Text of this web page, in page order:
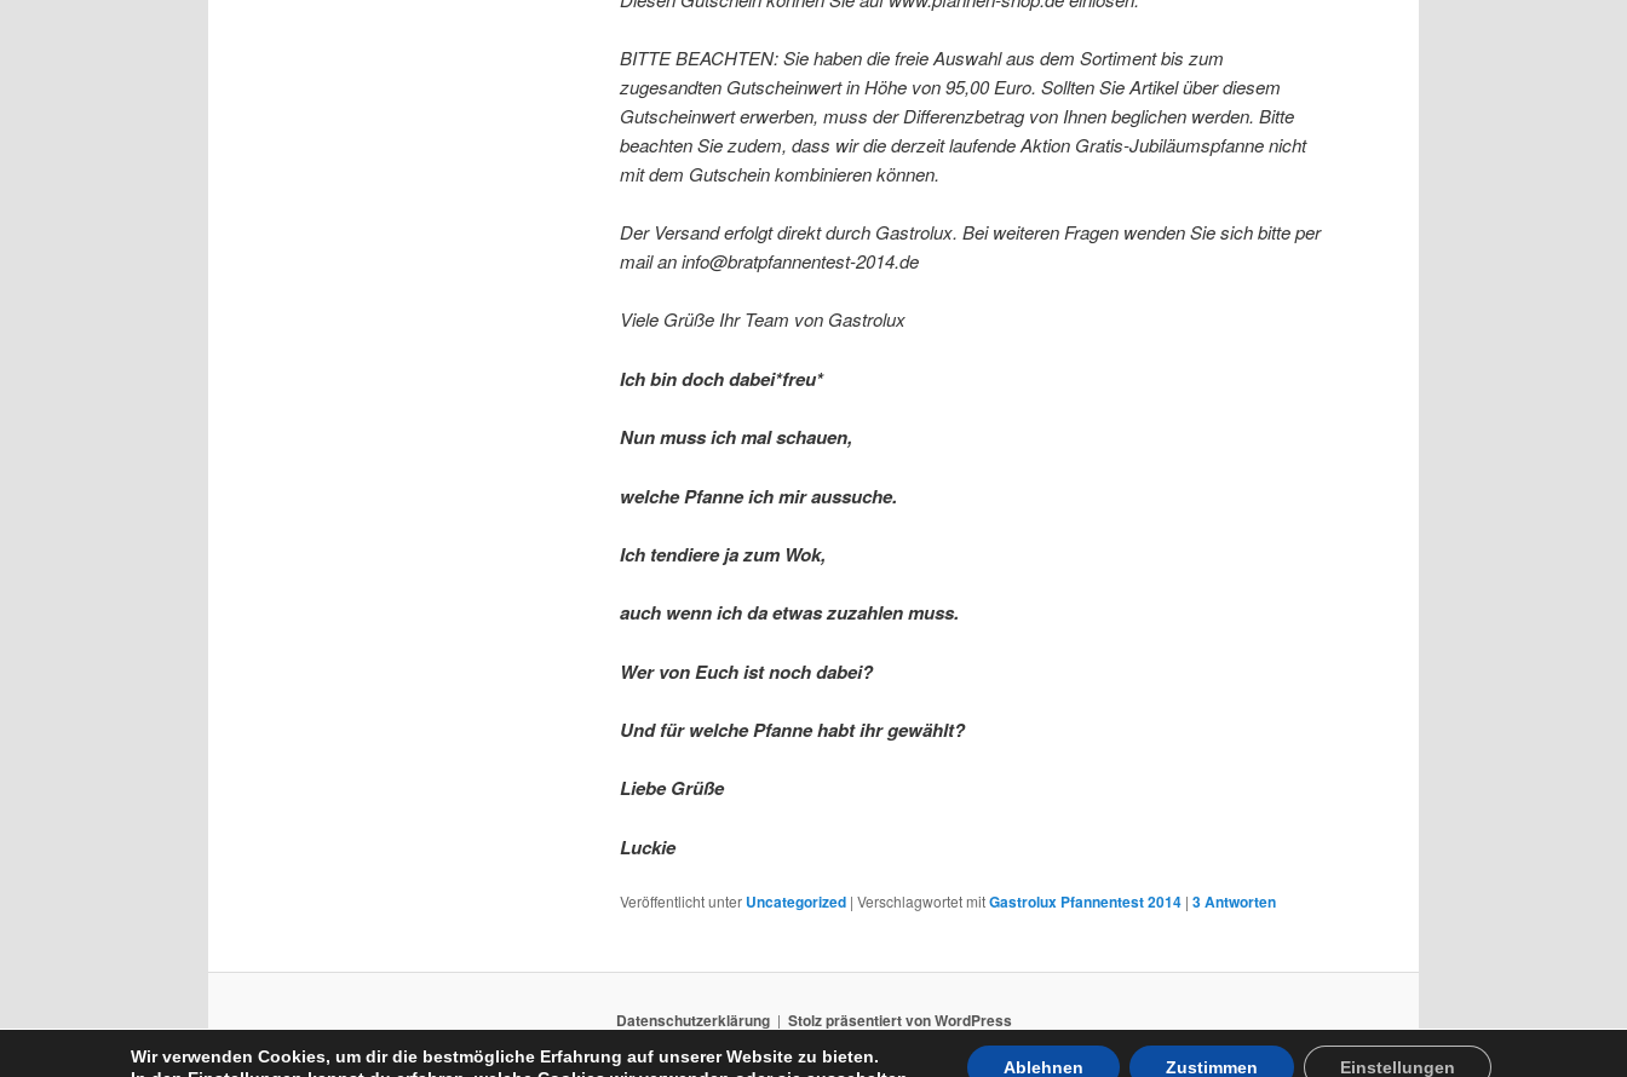
BITTE BEACHTEN: Sie haben die freie Auswahl aus dem Sortiment bis zum
zugesandten Gutscheinwert in Höhe von 95,00 Euro. Sollten Sie Artikel über diesem
Gutscheinwert erwerben, muss der Differenzbetrag von Ihnen beglichen werden. Bitte
beachten Sie zudem, dass wir die derzeit laufende Aktion Gratis-Jubiläumspfanne nicht
mit dem Gutschein kombinieren können.
Der Versand erfolgt direkt durch Gastrolux. Bei weiteren Fragen wenden Sie sich bitte per
mail an info@bratpfannentest-2014.de
Viele Grüße Ihr Team von Gastrolux
Ich bin doch dabei*freu*
Nun muss ich mal schauen,
welche Pfanne ich mir aussuche.
Ich tendiere ja zum Wok,
auch wenn ich da etwas zuzahlen muss.
Wer von Euch ist noch dabei?
Und für welche Pfanne habt ihr gewählt?
Liebe Grüße
Luckie
Veröffentlicht unter Uncategorized | Verschlagwortet mitGastrolux Pfannentest 2014 | 3Antworten
Datenschutzerklärung Stolz präsentiert von WordPress
Wir verwenden Cookies, um dir die bestmögliche Erfahrung auf unserer Website zu bieten.
Zustimmen
Ablehnen Einstellungen